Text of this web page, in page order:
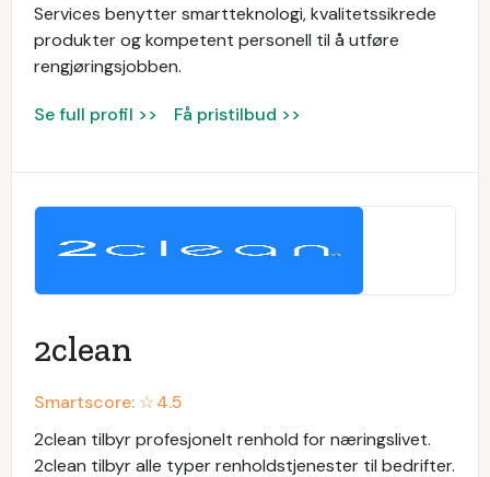
Services benytter smartteknologi, kvalitetssikrede
produkter og kompetent personell til å utføre
rengjøringsjobben.
Se full profil >> Få pristilbud >>
2clean
Smartscore: ☆4.5
2clean tilbyr profesjonelt renhold for næringslivet.
2clean tilbyr alle typer renholdstjenester til bedrifter.